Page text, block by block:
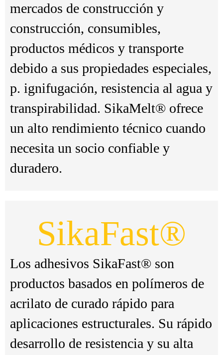
mercados de construcción y
construcción, consumibles,
productos médicos y transporte
debido a sus propiedades especiales,
p. ignifugación, resistencia al agua y
transpirabilidad. SikaMelt® ofrece
un alto rendimiento técnico cuando
necesita un socio confiable y
duradero.
SikaFast®
Los adhesivos SikaFast® son
productos basados en polímeros de
acrilato de curado rápido para
aplicaciones estructurales. Su rápido
desarrollo de resistencia y su alta